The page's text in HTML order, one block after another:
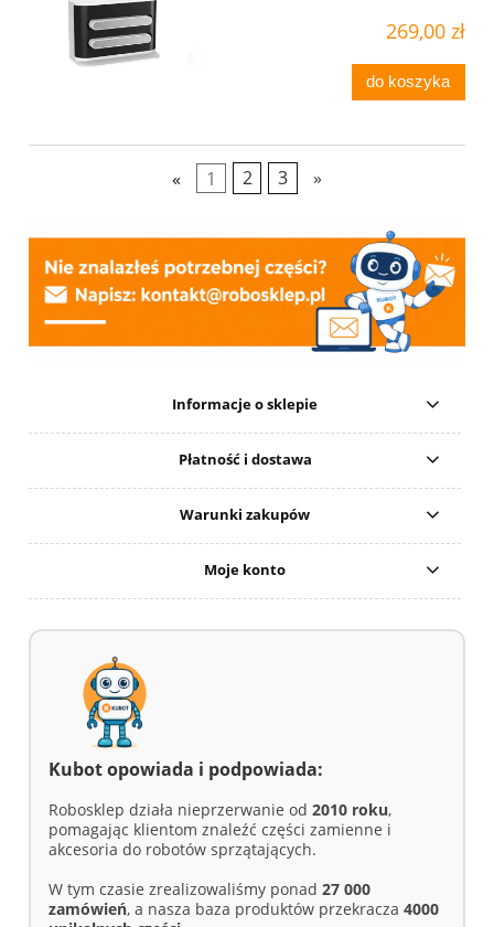
269,00 zł
do koszyka
« 1 2 3 »
Informacje o sklepie
Płatność i dostawa
Warunki zakupów
Moje konto
Kubot opowiada i podpowiada:
Robosklep działa nieprzerwanie od 2010 roku,
pomagając klientom znaleźć części zamienne i
akcesoria do robotów sprzątających.
W tym czasie zrealizowaliśmy ponad 27 000
zamówień, a nasza baza produktów przekracza 4000